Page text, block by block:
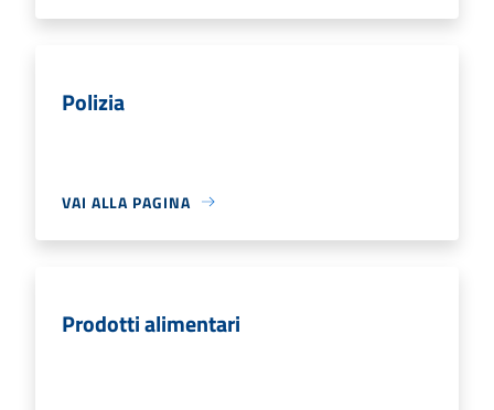
Polizia
VAI ALLA PAGINA
Prodotti alimentari